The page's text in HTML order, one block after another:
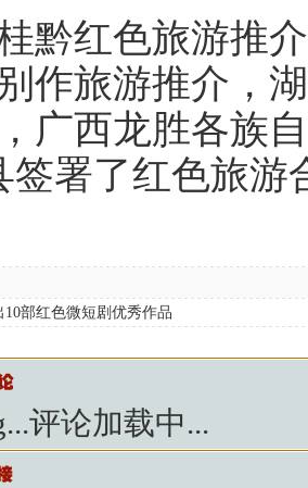
黔红色旅游推
作旅游推介，
广西龙胜各族
签署了红色旅游
10部红色微短剧优秀作品
评论加载中...